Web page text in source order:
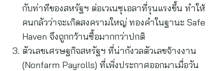
กับท่าทีของสหรัฐฯ ต่อเวเนซุเอลาที่รุนแรงขึ้น ทำให้
คนกลัวว่าจะเกิดสงครามใหญ่ ทองคำในฐานะ Safe
Haven จึงถูกกว้านซื้อมากกว่าปกติ
ตัวเลขเศรษฐกิจสหรัฐฯ ที่น่ากังวลตัวเลขจ้างงาน
(Nonfarm Payrolls) ที่เพิ่งประกาศออกมาเมื่อวัน